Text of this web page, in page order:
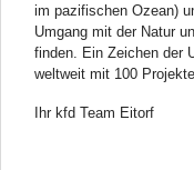
im pazifischen Ozean)
Umgang mit der Natur
finden. Ein Zeichen der
weltweit mit 100
Ihr kfd Team Eitorf